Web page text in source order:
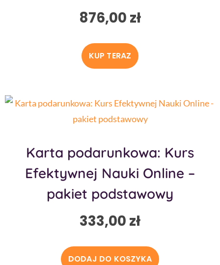
876,00 zł
KUP TERAZ
Karta podarunkowa: Kurs
Efektywnej Nauki Online –
pakiet podstawowy
333,00 zł
DODAJ DO KOSZYKA